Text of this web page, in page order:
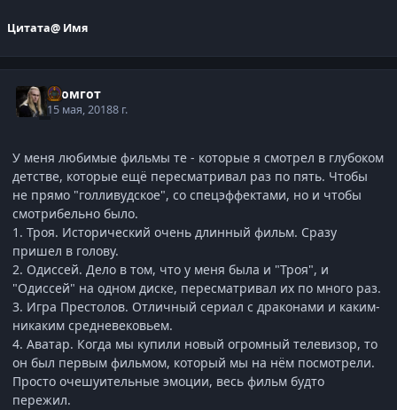
Цитата@ Имя
Громгот
15 мая, 20188 г.
У меня любимые фильмы те - которые я смотрел в глубоком
детстве, которые ещё пересматривал раз по пять. Чтобы
не прямо "голливудское", со спецэффектами, но и чтобы
смотрибельно было.
1. Троя. Исторический очень длинный фильм. Сразу
пришел в голову.
2. Одиссей. Дело в том, что у меня была и "Троя", и
"Одиссей" на одном диске, пересматривал их по много раз.
3. Игра Престолов. Отличный сериал с драконами и каким-
никаким средневековьем.
4. Аватар. Когда мы купили новый огромный телевизор, то
он был первым фильмом, который мы на нём посмотрели.
Просто очешуительные эмоции, весь фильм будто
пережил.